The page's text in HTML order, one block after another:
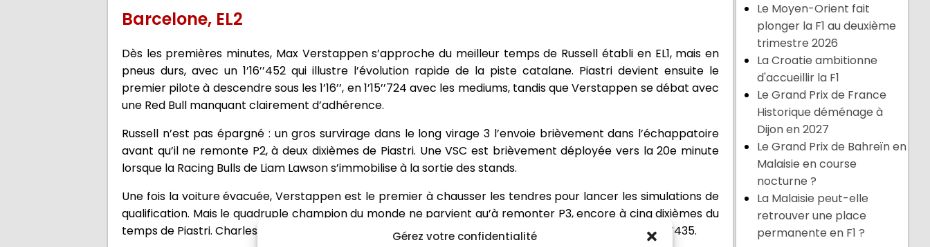
Gérez votre confidentialité
Barcelone, EL2
Dès les premières minutes, Max Verstappen s’approche du meilleur temps de Russell établi en EL1, mais en
pneus durs, avec un 1’16’’452 qui illustre l’évolution rapide de la piste catalane. Piastri devient ensuite le
premier pilote à descendre sous les 1’16’’, en 1’15’’724 avec les mediums, tandis que Verstappen se débat avec
une Red Bull manquant clairement d’adhérence.
Russell n’est pas épargné : un gros survirage dans le long virage 3 l’envoie brièvement dans l’échappatoire
avant qu’il ne remonte P2, à deux dixièmes de Piastri. Une VSC est brièvement déployée vers la 20e minute
lorsque la Racing Bulls de Liam Lawson s’immobilise à la sortie des stands.
Une fois la voiture évacuée, Verstappen est le premier à chausser les tendres pour lancer les simulations de
qualification. Mais le quadruple champion du monde ne parvient qu’à remonter P3, encore à cinq dixièmes du
temps de Piastri. Charles Leclerc se glisse un temps en P2, avant que Russell ne prenne la tête en 1’15’’435.
Le Moyen-Orient fait
plonger la F1 au deuxième
trimestre 2026
La Croatie ambitionne
d'accueillir la F1
Le Grand Prix de France
Historique déménage à
Dijon en 2027
Le Grand Prix de Bahreïn en
Malaisie en course
nocturne ?
La Malaisie peut-elle
retrouver une place
permanente en F1 ?